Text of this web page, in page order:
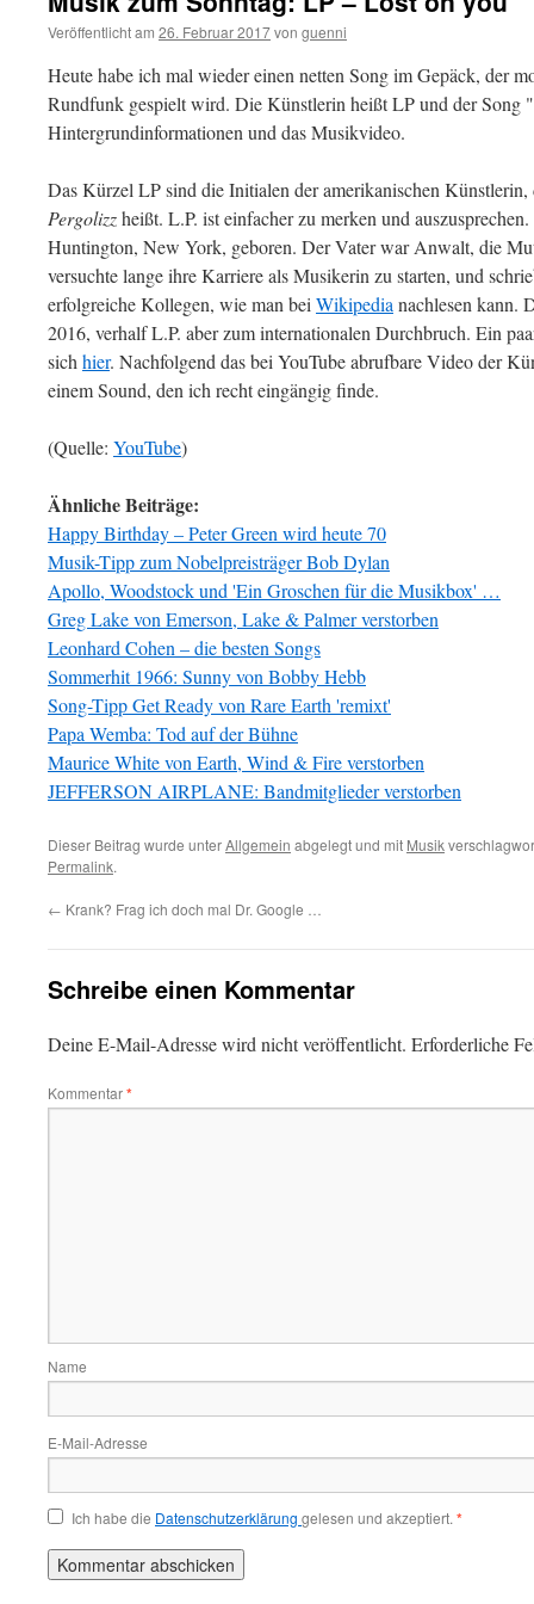
Veröffentlicht am 26. Februar 2017von guenni
Heute habe ich mal wieder einen netten Song im Gepäck, der
Rundfunk gespielt wird. Die Künstlerin heißt LP und der Song
Hintergrundinformationen und das Musikvideo.
Das Kürzel LP sind die Initialen der amerikanischen
Pergolizzheißt. L.P. ist einfacher zu merken und
Huntington, New York, geboren. Der Vater war Anwalt, die
versuchte lange ihre Karriere als Musikerin zu starten, und
erfolgreiche Kollegen, wie man bei Wikipedia nachlesen kann.
2016, verhalf L.P. aber zum internationalen Durchbruch. Ein
sich hier. Nachfolgend das bei YouTube abrufbare Video der
einem Sound, den ich recht eingängig finde.
(Quelle: YouTube)
Ähnliche Beiträge:
Happy Birthday – Peter Green wird heute 70
Musik-Tipp zum Nobelpreisträger Bob Dylan
Apollo, Woodstock und 'Ein Groschen für die Musikbox' …
Greg Lake von Emerson, Lake & Palmer verstorben
Leonhard Cohen – die besten Songs
Sommerhit 1966: Sunny von Bobby Hebb
Song-Tipp Get Ready von Rare Earth 'remixt'
Papa Wemba: Tod auf der Bühne
Maurice White von Earth, Wind & Fire verstorben
JEFFERSON AIRPLANE: Bandmitglieder verstorben
Dieser Beitrag wurde unterAllgemein abgelegt und mit Musik
Permalink.
← Krank? Frag ich doch mal Dr. Google …
Schreibe einen Kommentar
Deine E-Mail-Adresse wird nicht veröffentlicht. Erforderliche
Kommentar*
Name
E-Mail-Adresse
Ich habe die Datenschutzerklärung gelesen und akzeptiert. *